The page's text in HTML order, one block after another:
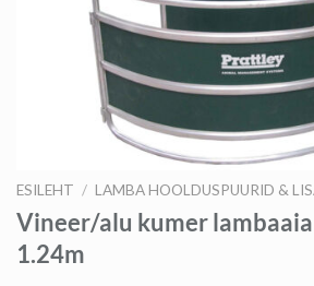
ESILEHT / LAMBA HOOLDUSPUURID &
Vineer/alu kumer lambaaia
1.24m